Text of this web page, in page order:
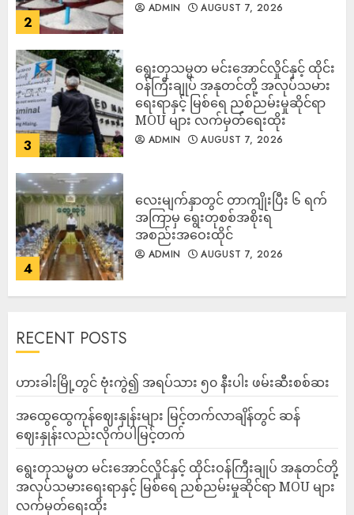
2
ADMIN AUGUST 7, 2026
3
ရွေးတုသမ္မတ မင်းအောင်လှိုင်နှင့် ထိုင်း
ဝန်ကြီးချုပ် အနုတင်တို့ အလုပ်သမား
ရေးရာနှင့် မြစ်ရေ ညစ်ညမ်းမှုဆိုင်ရာ
MOU များ လက်မှတ်ရေးထိုး
ADMIN AUGUST 7, 2026
4
လေးမျက်နှာတွင် တာကျိုးပြီး ၆ ရက်
အကြာမှ ရွေးတုစစ်အစိုးရ
အစည်းအဝေးထိုင်
ADMIN AUGUST 7, 2026
RECENT POSTS
ဟားခါးမြို့တွင် ဗုံးကွဲ၍ အရပ်သား ၅၀ နီးပါး ဖမ်းဆီးစစ်ဆး
အထွေထွေကုန်ဈေးနှုန်းများ မြင့်တက်လာချိန်တွင် ဆန်
ဈေးနှုန်းလည်းလိုက်ပါမြင့်တက်
ရွေးတုသမ္မတ မင်းအောင်လှိုင်နှင့် ထိုင်းဝန်ကြီးချုပ် အနုတင်တို့
အလုပ်သမားရေးရာနှင့် မြစ်ရေ ညစ်ညမ်းမှုဆိုင်ရာ MOU များ
လက်မှတ်ရေးထိုး